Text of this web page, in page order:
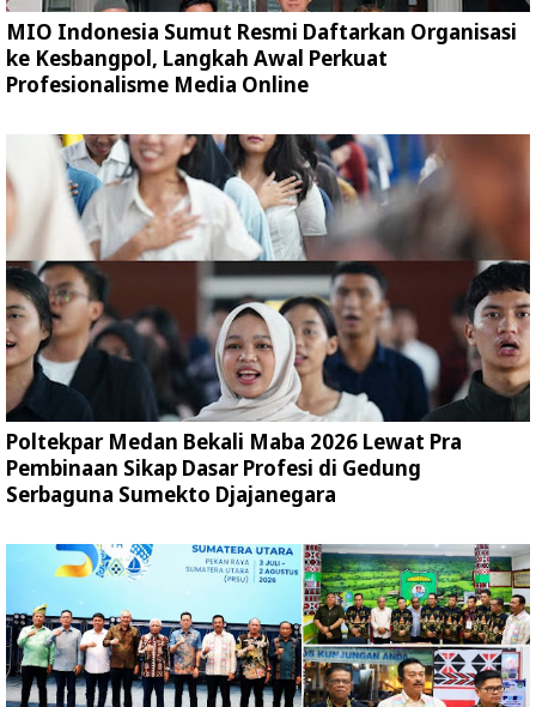
MIO Indonesia Sumut Resmi Daftarkan Organisasi
ke Kesbangpol, Langkah Awal Perkuat
Profesionalisme Media Online
Poltekpar Medan Bekali Maba 2026 Lewat Pra
Pembinaan Sikap Dasar Profesi di Gedung
Serbaguna Sumekto Djajanegara